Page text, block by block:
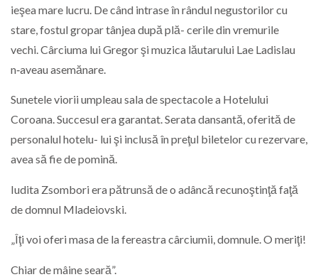
ieşea mare lucru. De când intrase în rândul negustorilor cu
stare, fostul gropar tânjea după plă- cerile din vremurile
vechi. Cârciuma lui Gregor şi muzica lăutarului Lae Ladislau
n‑aveau asemănare.
Sunetele viorii umpleau sala de spectacole a Hotelului
Coroana. Succesul era garantat. Serata dansantă, oferită de
personalul hotelu- lui şi inclusă în preţul biletelor cu rezervare,
avea să fie de pomină.
Iudita Zsombori era pătrunsă de o adâncă recunoştinţă faţă
de domnul Mladeiovski.
„Îţi voi oferi masa de la fereastra cârciumii, domnule. O meriţi!
Chiar de mâine seară”.